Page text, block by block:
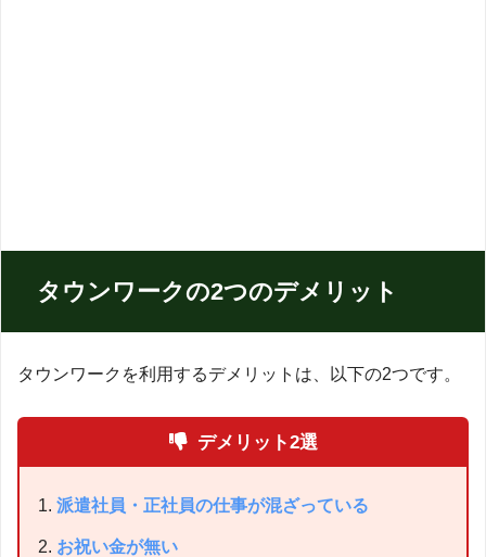
タウンワークの2つのデメリット
タウンワークを利用するデメリットは、以下の2つです。
デメリット2選
派遣社員・正社員の仕事が混ざっている
お祝い金が無い